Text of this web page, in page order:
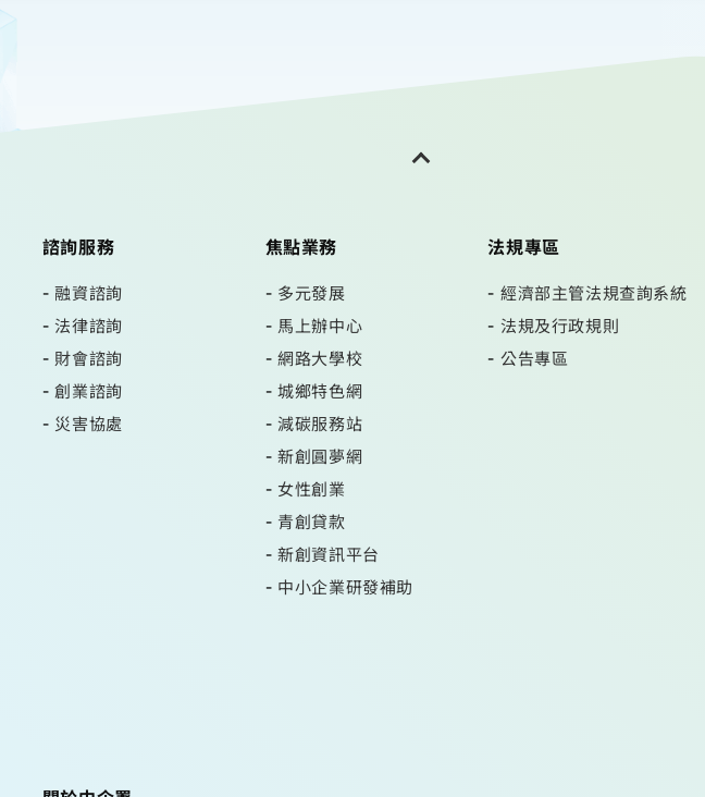
諮詢服務
融資諮詢
法律諮詢
財會諮詢
創業諮詢
災害協處
焦點業務
多元發展
馬上辦中心
網路大學校
城鄉特色網
減碳服務站
新創圓夢網
女性創業
青創貸款
新創資訊平台
中小企業研發補助
法規專區
經濟部主管法規查詢系統
法規及行政規則
公告專區